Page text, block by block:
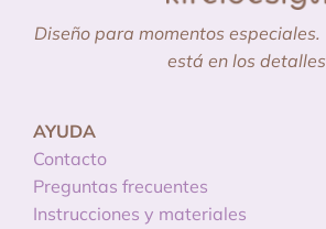
Diseño para momentos especiales.
está en los detalles
AYUDA
Contacto
Preguntas frecuentes
Instrucciones y materiales